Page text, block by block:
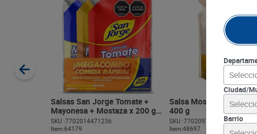
Salsas San Jorge Tomate +
Mayonesa + Mostaza x 200 g
c/u
SKU :7702014471236
Item:64179
Salsa Mostaza La
400 g
SKU :7702097086563
Item:48697
Ciudad/
Barrio